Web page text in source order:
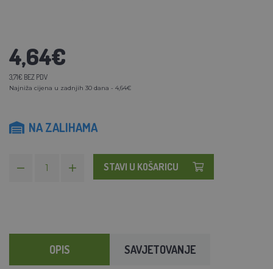
4,64€
3,71€ BEZ PDV
Najniža cijena u zadnjih 30 dana - 4,64€
NA ZALIHAMA
STAVI U KOŠARICU
OPIS SAVJETOVANJE